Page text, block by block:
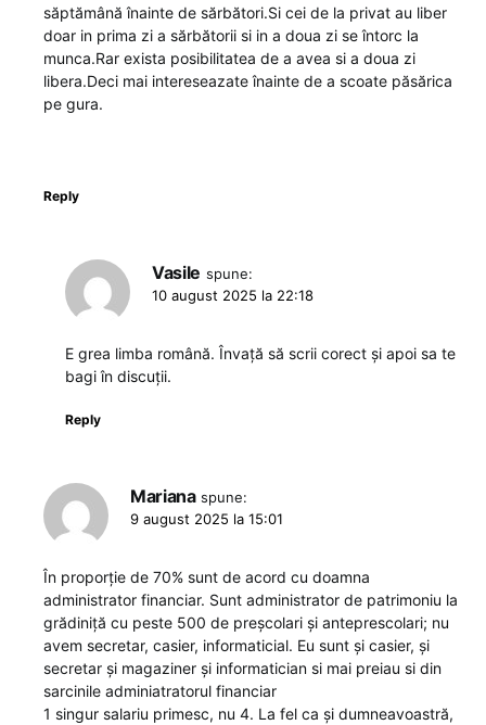
săptămână înainte de sărbători.Si cei de la privat au liber
doar in prima zi a sărbătorii si in a doua zi se întorc la
munca.Rar exista posibilitatea de a avea si a doua zi
libera.Deci mai intereseazate înainte de a scoate păsărica
pe gura.
Reply
Vasile spune:
10 august 2025 la 22:18
E grea limba română. Învață să scrii corect și apoi sa te
bagi în discuții.
Reply
Mariana spune:
9 august 2025 la 15:01
În proporție de 70% sunt de acord cu doamna
administrator financiar. Sunt administrator de patrimoniu la
grădiniță cu peste 500 de preșcolari și anteprescolari; nu
avem secretar, casier, informaticial. Eu sunt și casier, și
secretar și magaziner și informatician si mai preiau si din
sarcinile adminiatratorul financiar
1 singur salariu primesc, nu 4. La fel ca și dumneavoastră,